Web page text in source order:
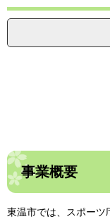
事業概要
東温市では、スポーツ